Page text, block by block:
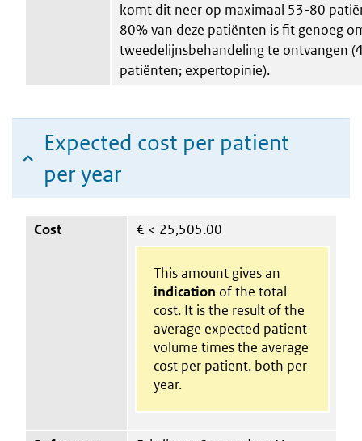
komt dit neer op maximaal 53-80
80% van deze patiënten is fit genoeg
tweedelijnsbehandeling te ontvangen
patiënten; expertopinie).
Expected cost per patient
per year
Cost € < 25,505.00
This amount gives an
indication of the total
cost. It is the result of the
average expected patient
volume times the average
cost per patient. both per
year.